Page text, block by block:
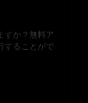
すか？無料ア
することがで